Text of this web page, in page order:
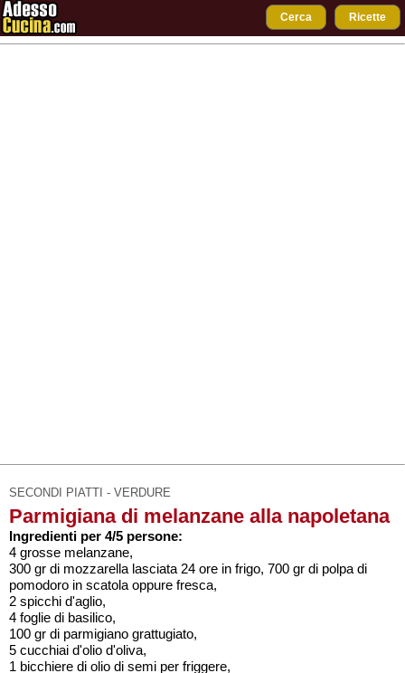
Cerca Ricette
SECONDI PIATTI - VERDURE
Parmigiana di melanzane alla napoletana
Ingredienti per 4/5 persone:
4 grosse melanzane,
300 gr di mozzarella lasciata 24 ore in frigo, 700 gr di polpa di
pomodoro in scatola oppure fresca,
2 spicchi d'aglio,
4 foglie di basilico,
100 gr di parmigiano grattugiato,
5 cucchiai d'olio d'oliva,
1 bicchiere di olio di semi per friggere,